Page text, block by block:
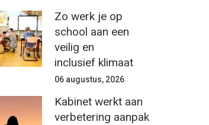
Zo werk je op
school aan een
veilig en
inclusief klimaat
06 augustus, 2026
Kabinet werkt aan
verbetering aanpak